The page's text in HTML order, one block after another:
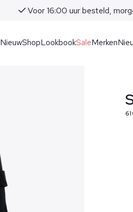
Voor 16:00 uur besteld,
NieuwShopLookbookSaleMerken